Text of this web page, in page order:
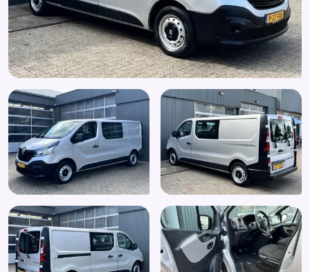
Verlengde wielbasis
Zijdeur
Zijschuifdeur rechts